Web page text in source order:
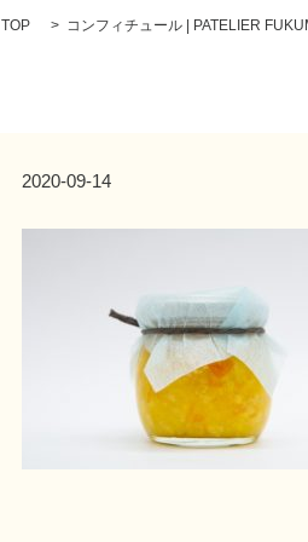
TOP コンフィチュール | PATELIER
2020-09-14